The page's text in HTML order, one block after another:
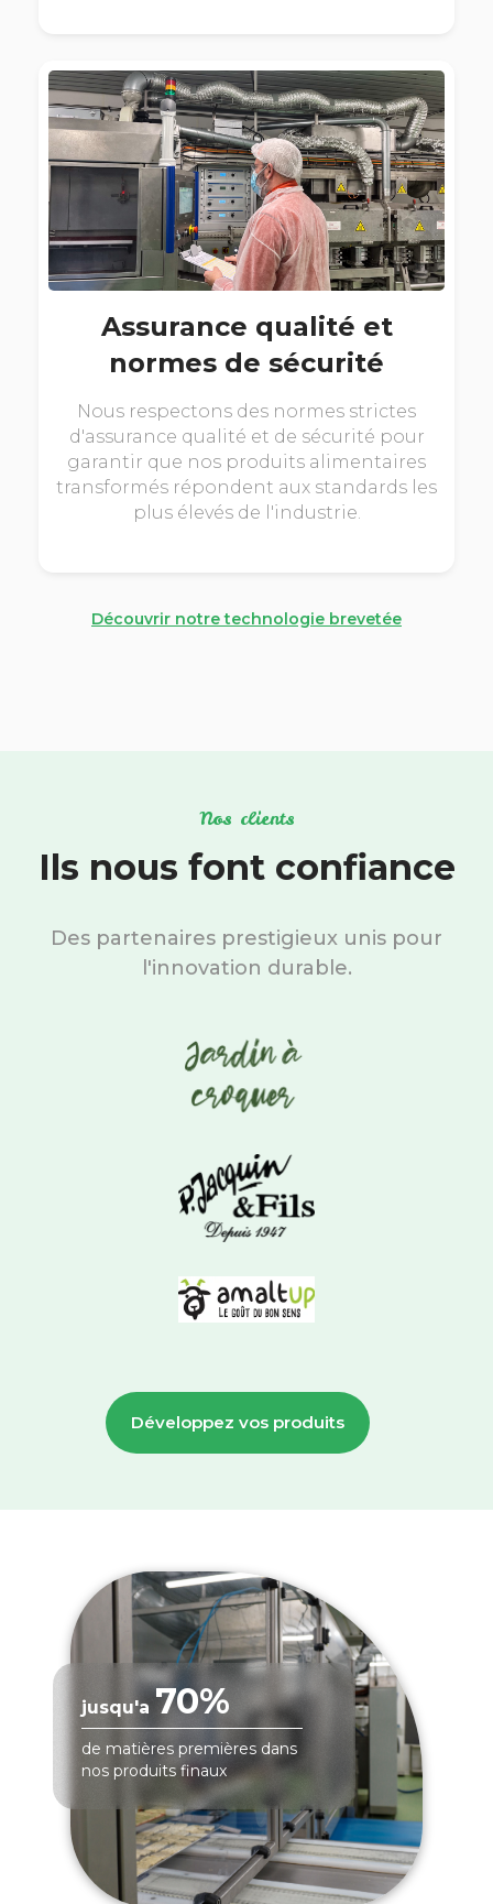
Assurance qualité et
normes de sécurité
Nous respectons des normes strictes
d'assurance qualité et de sécurité pour
garantir que nos produits alimentaires
transformés répondent aux standards les
plus élevés de l'industrie.
Découvrir notre technologie brevetée
Nos clients
Ils nous font confiance
Des partenaires prestigieux unis pour
l'innovation durable.
Développez vos produits
jusqu'a 70%
de matières premières dans
nos produits finaux